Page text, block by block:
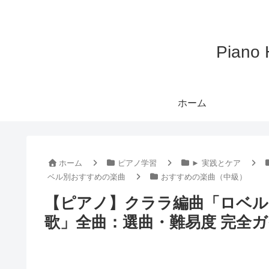
Piano
ホーム
ホーム ピアノ学習
► 実践とケア
ベル別おすすめの楽曲
おすすめの楽曲（中級）
【ピアノ】クララ編曲「ロベ
歌」全曲：選曲・難易度 完全